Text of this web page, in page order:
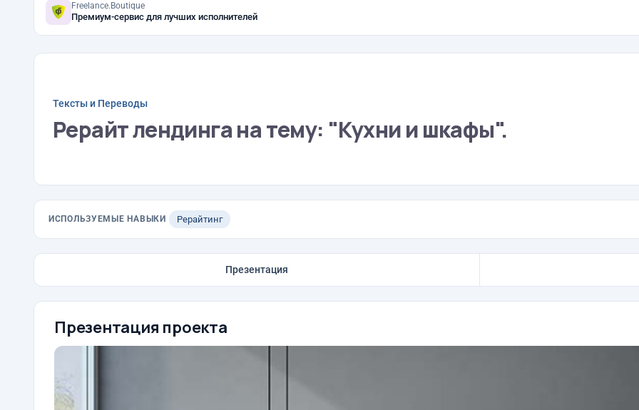
Freelance.Boutique
Премиум-сервис для лучших исполнителей
Тексты и Переводы
Рерайт лендинга на тему: "Кухни и шкафы".
ИСПОЛЬЗУЕМЫЕ НАВЫКИ Рерайтинг
Презентация
Презентация проекта